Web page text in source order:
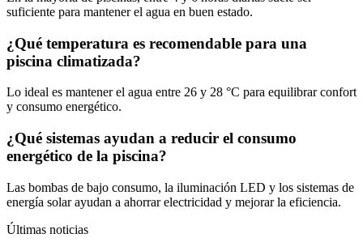
suficiente para mantener el agua en buen estado.
¿Qué temperatura es recomendable para una
piscina climatizada?
Lo ideal es mantener el agua entre 26 y 28 °C para equilibrar confort
y consumo energético.
¿Qué sistemas ayudan a reducir el consumo
energético de la piscina?
Las bombas de bajo consumo, la iluminación LED y los sistemas de
energía solar ayudan a ahorrar electricidad y mejorar la eficiencia.
Últimas noticias